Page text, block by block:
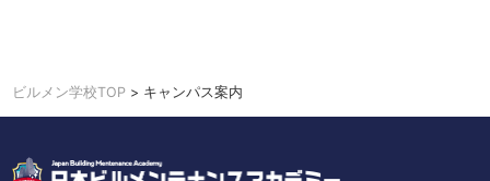
ビルメン学校TOP > キャンパス案内